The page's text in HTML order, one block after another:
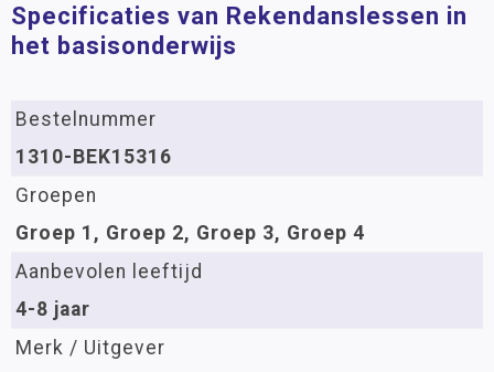
Specificaties van Rekendanslessen in
het basisonderwijs
Bestelnummer
1310-BEK15316
Groepen
Groep 1, Groep 2, Groep 3, Groep 4
Aanbevolen leeftijd
4-8 jaar
Merk / Uitgever